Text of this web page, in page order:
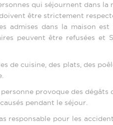
qui séjournent dans
être strictement
admises dans la maison
peuvent être refusées
de cuisine, des plats, des
provoque des
pendant le séjour.
responsable pour les